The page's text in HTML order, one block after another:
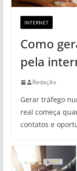
INTERNET
Como
pela
Redação
Gerar tráfego
real começa
contatos e